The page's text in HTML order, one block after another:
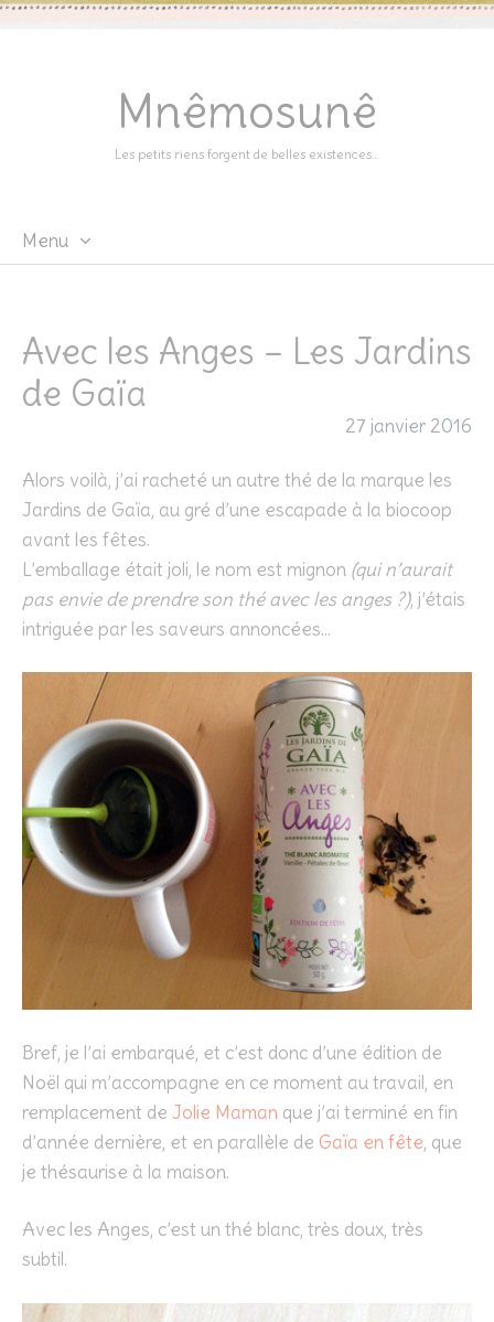
Mnêmosunê
Les petits riens forgent de belles existences…
Menu
Avec les Anges – Les Jardins
de Gaïa
27 janvier 2016
Alors voilà, j’ai racheté un autre thé de la marque les
Jardins de Gaïa, au gré d’une escapade à la biocoop
avant les fêtes.
L’emballage était joli, le nom est mignon (qui n’aurait
pas envie de prendre son thé avec les anges ?), j’étais
intriguée par les saveurs annoncées…
Bref, je l’ai embarqué, et c’est donc d’une édition de
Noël qui m’accompagne en ce moment au travail, en
remplacement de Jolie Maman que j’ai terminé en fin
d’année dernière, et en parallèle de Gaïa en fête, que
je thésaurise à la maison.
Avec les Anges, c’est un thé blanc, très doux, très
subtil.